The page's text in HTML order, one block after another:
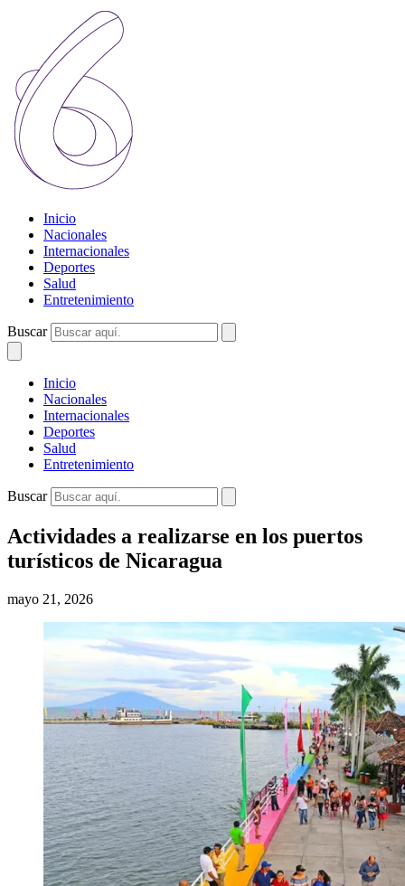
Inicio
Nacionales
Internacionales
Deportes
Salud
Entretenimiento
Buscar
Inicio
Nacionales
Internacionales
Deportes
Salud
Entretenimiento
Buscar
Actividades a realizarse en los puertos
turísticos de Nicaragua
mayo 21, 2026